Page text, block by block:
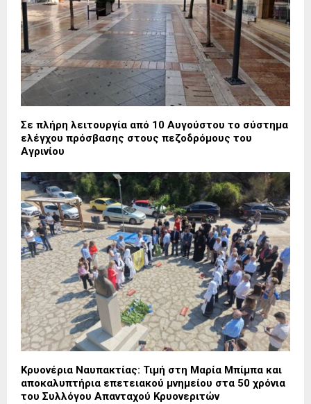
Σε πλήρη λειτουργία από 10 Αυγούστου το σύστημα
ελέγχου πρόσβασης στους πεζοδρόμους του
Αγρινίου
Κρυονέρια Ναυπακτίας: Τιμή στη Μαρία Μπίμπα και
αποκαλυπτήρια επετειακού μνημείου στα 50 χρόνια
του Συλλόγου Απανταχού Κρυονεριτών